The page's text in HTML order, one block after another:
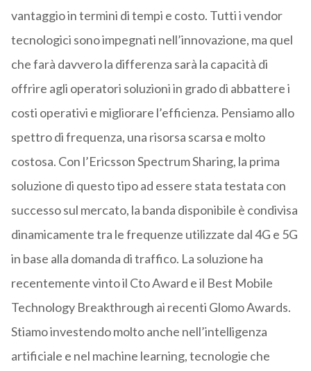
vantaggio in termini di tempi e costo. Tutti i vendor
tecnologici sono impegnati nell’innovazione, ma quel
che farà davvero la differenza sarà la capacità di
offrire agli operatori soluzioni in grado di abbattere i
costi operativi e migliorare l’efficienza. Pensiamo allo
spettro di frequenza, una risorsa scarsa e molto
costosa. Con l’Ericsson Spectrum Sharing, la prima
soluzione di questo tipo ad essere stata testata con
successo sul mercato, la banda disponibile è condivisa
dinamicamente tra le frequenze utilizzate dal 4G e 5G
in base alla domanda di traffico. La soluzione ha
recentemente vinto il Cto Award e il Best Mobile
Technology Breakthrough ai recenti Glomo Awards.
Stiamo investendo molto anche nell’intelligenza
artificiale e nel machine learning, tecnologie che